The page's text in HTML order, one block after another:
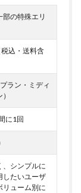
の特殊エリ
込・送料含
ラン・ミディ
に1回
、シンプルに
したいユーザ
リューム別に